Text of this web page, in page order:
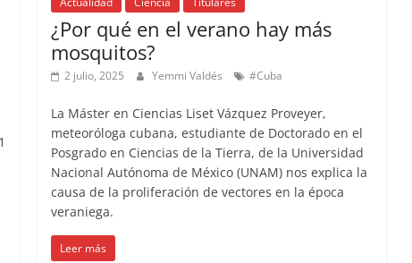
¿Por qué en el verano hay más
mosquitos?
2 julio, 2025 Yemmi Valdés #Cuba
La Máster en Ciencias Liset Vázquez Proveyer,
meteoróloga cubana, estudiante de Doctorado en el
Posgrado en Ciencias de la Tierra, de la Universidad
Nacional Autónoma de México (UNAM) nos explica la
causa de la proliferación de vectores en la época
veraniega.
Leer más